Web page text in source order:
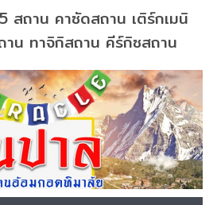
สถาน คาซัดสถาน เติร์กเมนิ
าน ทาจิกิสถาน คีร์กิซสถาน